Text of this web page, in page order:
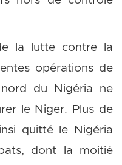
la lutte contre la
opérations de
nord du Nigéria ne
le Niger. Plus de
quitté le Nigéria
dont la moitié